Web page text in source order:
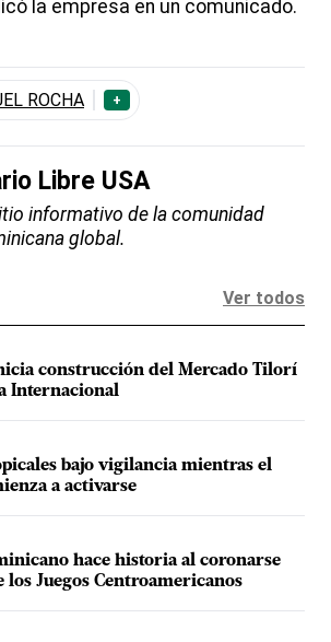
la empresa en un comunicado.
ROCHA +
Libre USA
informativo de la comunidad
global.
Ver todos
construcción del Mercado Tilorí
Internacional
bajo vigilancia mientras el
a activarse
hace historia al coronarse
los Juegos Centroamericanos